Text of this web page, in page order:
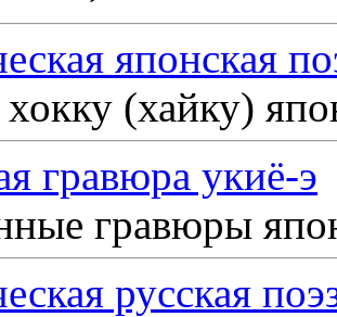
японская
(хайку)
гравюра укиё-э
гравюры
русская